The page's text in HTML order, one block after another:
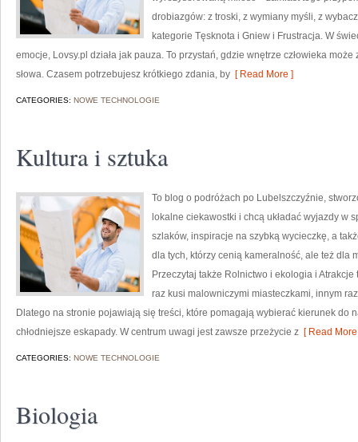
drobiazgów: z troski, z wymiany myśli, z
kategorie Tęsknota i Gniew i Frustracja. W
emocje, Lovsy.pl działa jak pauza. To przystań, gdzie wnętrze człowieka
słowa. Czasem potrzebujesz krótkiego zdania, by [ Read More ]
CATEGORIES: NOWE TECHNOLOGIE
Kultura i sztuka
To blog o podróżach po Lubelszczyźnie,
lokalne ciekawostki i chcą układać wyjazdy w
szlaków, inspiracje na szybką wycieczkę, a
dla tych, którzy cenią kameralność, ale też dla
Przeczytaj także Rolnictwo i ekologia i
raz kusi malowniczymi miasteczkami, innym
Dlatego na stronie pojawiają się treści, które pomagają wybierać kierunek do
chłodniejsze eskapady. W centrum uwagi jest zawsze przeżycie z [ Read
CATEGORIES: NOWE TECHNOLOGIE
Biologia